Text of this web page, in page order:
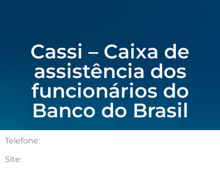
Cassi – Caixa de
assistência dos
funcionários do
Banco do Brasil
Telefone:
Site: